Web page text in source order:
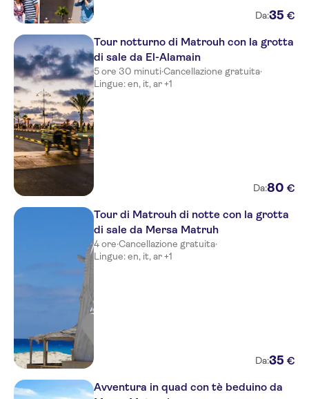
Da:35 €
Tour notturno di Matrouh con la grotta
di sale da El-Alamain
5 ore 30 minuti·Cancellazione gratuita·
Lingue: en, it, ar +1
Da:80 €
Tour di Matrouh di notte con la grotta
di sale da Mersa Matruh
4 ore·Cancellazione gratuita·
Lingue: en, it, ar +1
Da:35 €
Avventura in quad con tè beduino da